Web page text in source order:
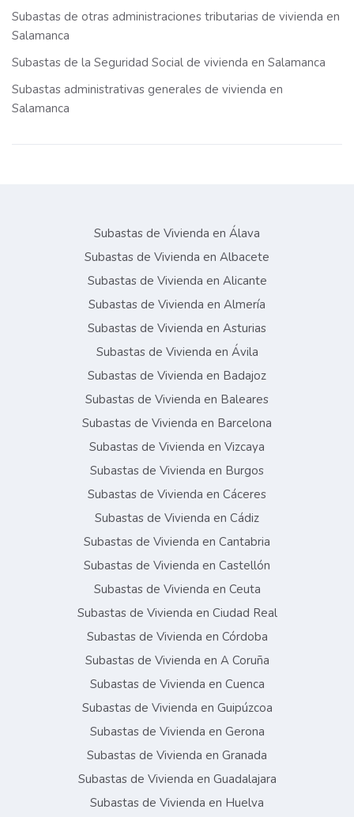
Subastas de otras administraciones tributarias de vivienda en
Salamanca
Subastas de la Seguridad Social de vivienda en Salamanca
Subastas administrativas generales de vivienda en
Salamanca
Subastas de Vivienda en Álava
Subastas de Vivienda en Albacete
Subastas de Vivienda en Alicante
Subastas de Vivienda en Almería
Subastas de Vivienda en Asturias
Subastas de Vivienda en Ávila
Subastas de Vivienda en Badajoz
Subastas de Vivienda en Baleares
Subastas de Vivienda en Barcelona
Subastas de Vivienda en Vizcaya
Subastas de Vivienda en Burgos
Subastas de Vivienda en Cáceres
Subastas de Vivienda en Cádiz
Subastas de Vivienda en Cantabria
Subastas de Vivienda en Castellón
Subastas de Vivienda en Ceuta
Subastas de Vivienda en Ciudad Real
Subastas de Vivienda en Córdoba
Subastas de Vivienda en A Coruña
Subastas de Vivienda en Cuenca
Subastas de Vivienda en Guipúzcoa
Subastas de Vivienda en Gerona
Subastas de Vivienda en Granada
Subastas de Vivienda en Guadalajara
Subastas de Vivienda en Huelva